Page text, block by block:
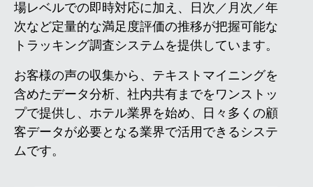
場レベルでの即時対応に加え、日次／月次／年
次など定量的な満足度評価の推移が把握可能な
トラッキング調査システムを提供しています。
お客様の声の収集から、テキストマイニングを
含めたデータ分析、社内共有までをワンストッ
プで提供し、ホテル業界を始め、日々多くの顧
客データが必要となる業界で活用できるシステ
ムです。